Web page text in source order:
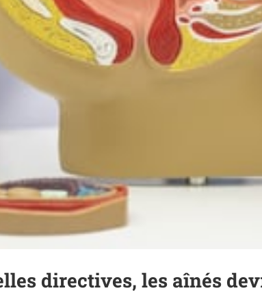
directives, les aînés